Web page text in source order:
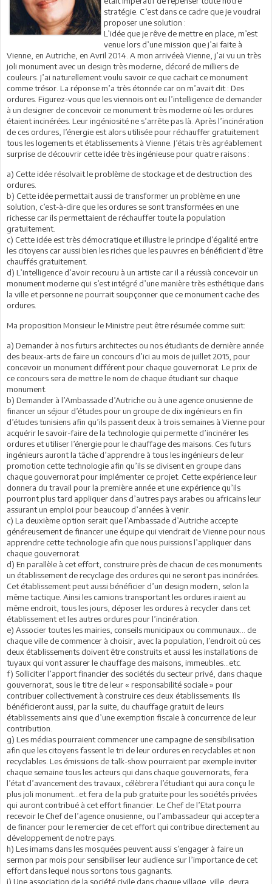
stratégie. C’est dans ce cadre que je voudrai
proposer une solution :
L’idée que je rêve de mettre en place, m’est
venue lors d’une mission que j’ai faite à
Vienne, en Autriche, en Avril 2014. A mon arrivéeà Vienne, j’ai vu un très
joli monument avec un design très moderne, décoré de milliers de
couleurs. J’ai naturellement voulu savoir ce que cachait ce monument
comme trésor. La réponse m’a très étonnée car on m’avait dit : Des
ordures. Figurez-vous que les viennois ont eu l’intelligence de demander
à un designer de concevoir ce monument très moderne où les ordures
étaient incinérées. Leur ingéniosité ne s’arrête pas là. Après l’incinération
de ces ordures, l’énergie est alors utilisée pour réchauffer gratuitement
tous les logements et établissements à Vienne. J’étais très agréablement
surprise de découvrir cette idée très ingénieuse pour quatre raisons :
a) Cette idée résolvait le problème de stockage et de destruction des
ordures.
b) Cette idée permettait aussi de transformer un problème en une
solution, c’est-à-dire que les ordures se sont transformées en une
richesse car ils permettaient de réchauffer toute la population
gratuitement.
c) Cette idée est très démocratique et illustre le principe d’égalité entre
les citoyens car aussi bien les riches que les pauvres en bénéficient d’être
chauffés gratuitement.
d) L’intelligence d’avoir recouru à un artiste car il a réussià concevoir un
monument moderne qui s’est intégré d’une manière très esthétique dans
la ville et personne ne pourrait soupçonner que ce monument cache des
ordures.
Ma proposition Monsieur le Ministre peut être résumée comme suit:
a) Demander à nos futurs architectes ou nos étudiants de dernière année
des beaux-arts de faire un concours d’ici au mois de juillet 2015, pour
concevoir un monument différent pour chaque gouvernorat. Le prix de
ce concours sera de mettre le nom de chaque étudiant sur chaque
monument.
b) Demander à l’Ambassade d’Autriche ou à une agence onusienne de
financer un séjour d’études pour un groupe de dix ingénieurs en fin
d’études tunisiens afin qu’ils passent deux à trois semaines à Vienne pour
acquérir le savoir-faire de la technologie qui permette d’incinérer les
ordures et utiliser l’énergie pour le chauffage des maisons. Ces futurs
ingénieurs auront la tâche d’apprendre à tous les ingénieurs de leur
promotion cette technologie afin qu’ils se divisent en groupe dans
chaque gouvernorat pour implémenter ce projet. Cette expérience leur
donnera du travail pour la première année et une expérience qu’ils
pourront plus tard appliquer dans d’autres pays arabes ou africains leur
assurant un emploi pour beaucoup d’années à venir.
c) La deuxième option serait que l’Ambassade d’Autriche accepte
généreusement de financer une équipe qui viendrait de Vienne pour nous
apprendre cette technologie afin que nous puissions l’appliquer dans
chaque gouvernorat.
d) En parallèle à cet effort, construire près de chacun de ces monuments
un établissement de recyclage des ordures qui ne seront pas incinérées.
Cet établissement peut aussi bénéficier d’un design modern, selon la
même tactique. Ainsi les camions transportant les ordures iraient au
même endroit, tous les jours, déposer les ordures à recycler dans cet
établissement et les autres ordures pour l’incinération.
e) Associer toutes les mairies, conseils municipaux ou communaux… de
chaque ville de commencer à choisir, avec la population, l’endroit où ces
deux établissements doivent être construits et aussi les installations de
tuyaux qui vont assurer le chauffage des maisons, immeubles…etc.
f) Solliciter l’apport financier des sociétés du secteur privé, dans chaque
gouvernorat, sous le titre de leur « responsabilité sociale » pour
contribuer collectivement à construire ces deux établissements. Ils
bénéficieront aussi, par la suite, du chauffage gratuit de leurs
établissements ainsi que d’une exemption fiscale à concurrence de leur
contribution.
g) Les médias pourraient commencer une campagne de sensibilisation
afin que les citoyens fassent le tri de leur ordures en recyclables et non
recyclables. Les émissions de talk-show pourraient par exemple inviter
chaque semaine tous les acteurs qui dans chaque gouvernorats, fera
l’état d’avancement des travaux, célèbrera l’étudiant qui aura conçu le
plus joli monument…et fera de la pub gratuite pour les sociétés privées
qui auront contribué à cet effort financier. Le Chef de l’Etat pourra
recevoir le Chef de l’agence onusienne, ou l’ambassadeur qui acceptera
de financer pour le remercier de cet effort qui contribue directement au
développement de notre pays.
h) Les imams dans les mosquées peuvent aussi s’engager à faire un
sermon par mois pour sensibiliser leur audience sur l’importance de cet
effort dans lequel nous sortons tous gagnants.
i) Une association de la société civile dans chaque village, ville, devra